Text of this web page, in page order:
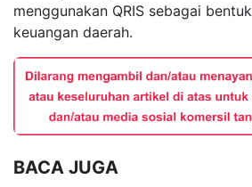
menggunakan QRIS sebagai
keuangan daerah.
BACA JUGA